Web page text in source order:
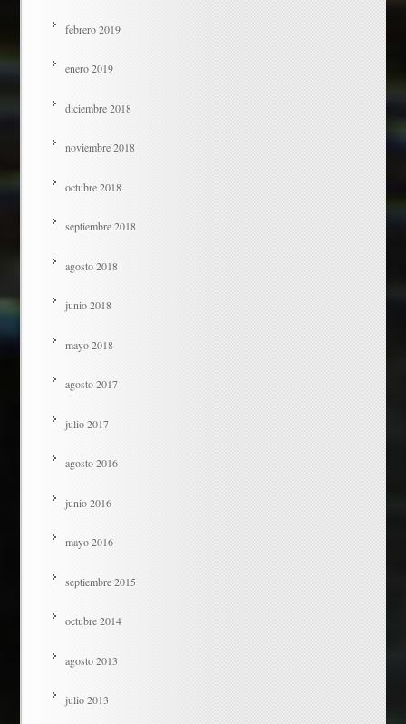
febrero 2019
enero 2019
diciembre 2018
noviembre 2018
octubre 2018
septiembre 2018
agosto 2018
junio 2018
mayo 2018
agosto 2017
julio 2017
agosto 2016
junio 2016
mayo 2016
septiembre 2015
octubre 2014
agosto 2013
julio 2013